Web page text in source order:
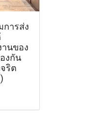
ารส่ง
นของ
งกัน
ริต